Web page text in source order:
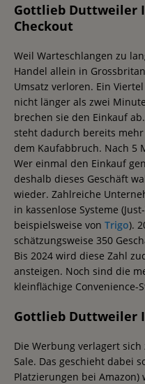
Gottlieb Duttweiler
Checkout
​​Weil Warteschlangen zu
Handel allein in
Umsatz verloren. Ein
nicht länger als zwei
brechen sie den Einkauf
steht dadurch bereits
dem Kaufabbruch. Nach 5
Wer einmal den Einkauf
deshalb dieses Geschäft
wieder. Zahlreiche
in kassenlose Systeme
beispielsweise von Trigo).
schätzungsweise 350
Bis 2024 wird diese Zahl
ansteigen. Noch sind die
kleinflächige Convenience-
Gottlieb Duttweiler
Die Werbung verlagert
Sale. Das geschieht dabei
Platzierungen bei